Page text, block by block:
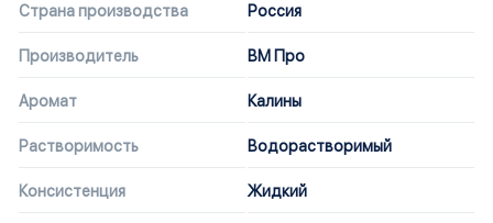
Страна производства Россия
Производитель ВМ Про
Аромат Калины
Растворимость Водорастворимый
Консистенция Жидкий